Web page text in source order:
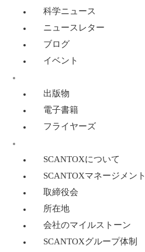
科学ニュース
ニュースレター
ブログ
イベント
出版物
電子書籍
フライヤーズ
SCANTOXについて
SCANTOXマネージメント
取締役会
所在地
会社のマイルストーン
SCANTOXグループ体制